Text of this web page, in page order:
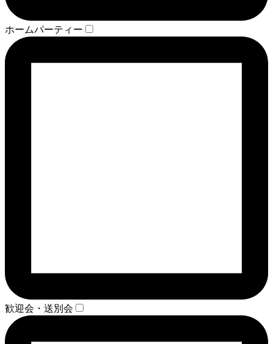
ホームパーティー
歓迎会・送別会